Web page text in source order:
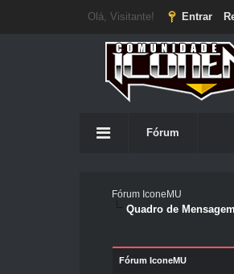
Olá, Visitante! Entrar
Fórum
Fórum IconeMU
Quadro de Mensagem
Fórum IconeMU